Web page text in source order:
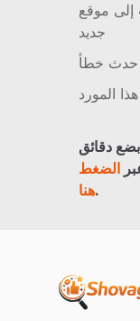
إلى موقع
جديد
حدث خطأ
المورد
دقائق
الضغط
هنا.